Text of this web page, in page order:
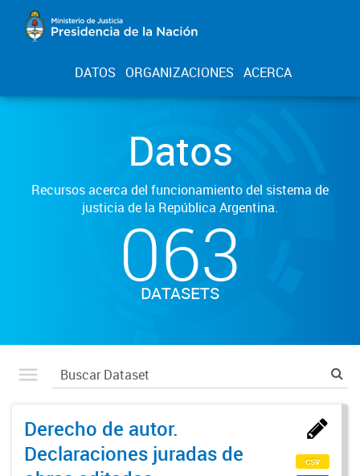
DATOS ORGANIZACIONES ACERCA
Datos
Recursos acerca del funcionamiento del sistema de
justicia de la República Argentina.
063
DATASETS
Derecho de autor.
Declaraciones juradas de
csv